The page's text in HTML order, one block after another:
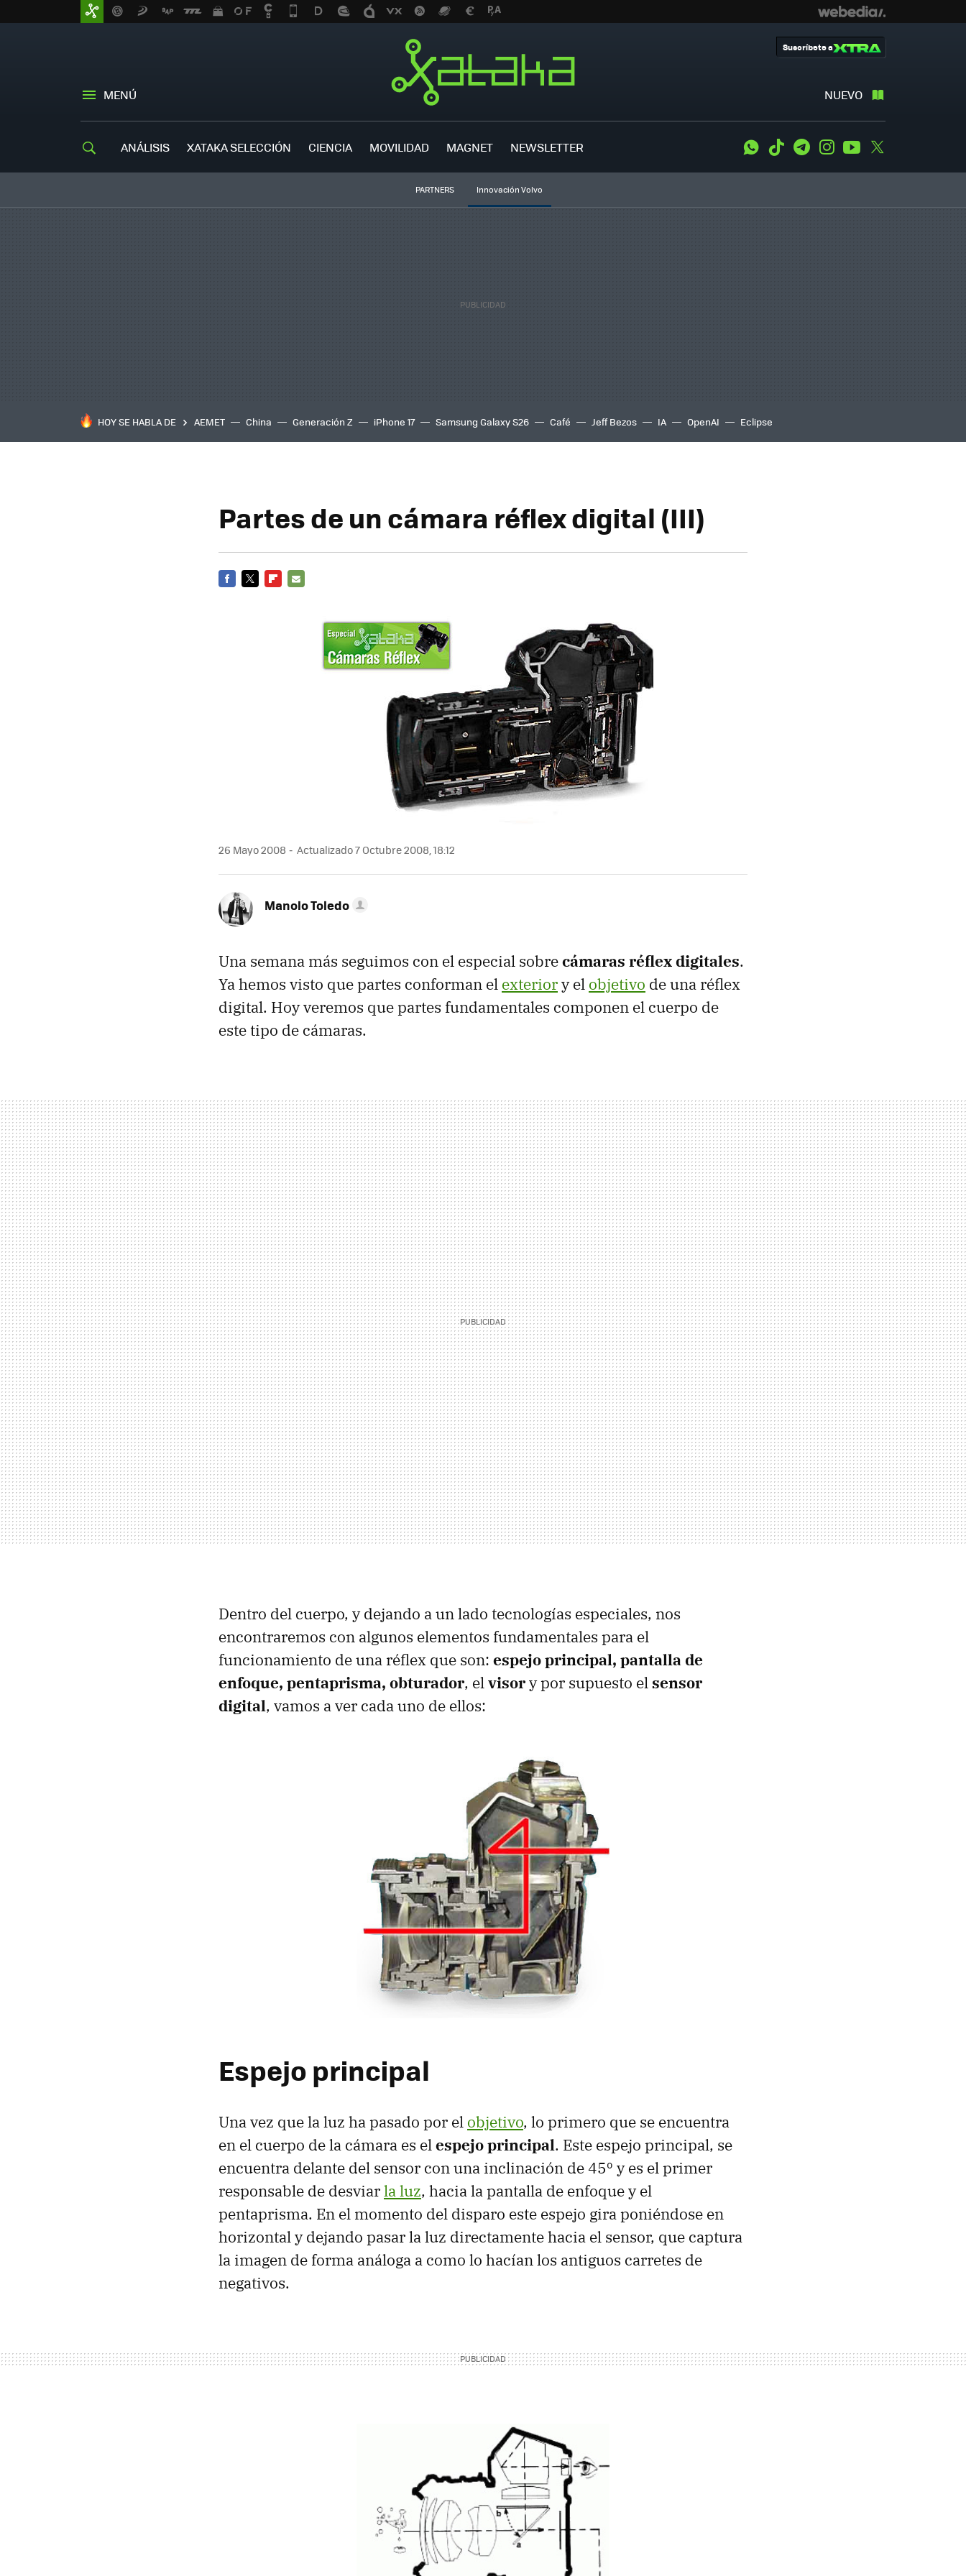
MENÚ NUEVO
Suscríbete a
ANÁLISIS XATAKA SELECCIÓN CIENCIA MOVILIDAD MAGNET NEWSLETTER WhatsApp
Tiktok TelegramInstagramYoutube
PARTNERS Innovación Volvo
HOY SE HABLA DE AEMET China Generación Z iPhone 17 Samsung Galaxy S26 Café Jeff Bezos IA OpenAI Eclipse
Partes de un cámara réflex digital (III)
26 Mayo 2008 Actualizado 7 Octubre 2008, 18:12
Manolo Toledo
Una semana más seguimos con el especial sobrecámaras réflex digitales.
Ya hemos visto que partes conforman el exteriory el objetivo de una réflex
digital. Hoy veremos que partes fundamentales componen el cuerpo de
este tipo de cámaras.
Dentro del cuerpo, y dejando a un lado tecnologías especiales, nos
encontraremos con algunos elementos fundamentales para el
funcionamiento de una réflex que son: espejo principal, pantalla de
enfoque, pentaprisma, obturador, elvisory por supuesto elsensor
digital, vamos a ver cada uno de ellos:
Espejo principal
Una vez que la luz ha pasado por el objetivo, lo primero que se encuentra
en el cuerpo de la cámara es elespejo principal. Este espejo principal, se
encuentra delante del sensor con una inclinación de 45º y es el primer
responsable de desviarla luz, hacia la pantalla de enfoque y el
pentaprisma. En el momento del disparo este espejo gira poniéndose en
horizontal y dejando pasar la luz directamente hacia el sensor, que captura
la imagen de forma análoga a como lo hacían los antiguos carretes de
negativos.